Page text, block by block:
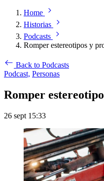
Home
Historias
Podcasts
Romper estereotipos y
Back to Podcasts
Podcast, Personas
Romper
26 sept 15:33